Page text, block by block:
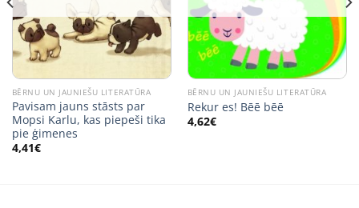
BĒRNU UN JAUNIEŠU LITERATŪRA
Pavisam jauns stāsts par
Mopsi Karlu, kas piepeši tika
pie ģimenes
4,41€
BĒRNU UN JAUNIEŠU LITERATŪRA
Rekur es! Bēē bēē
4,62€